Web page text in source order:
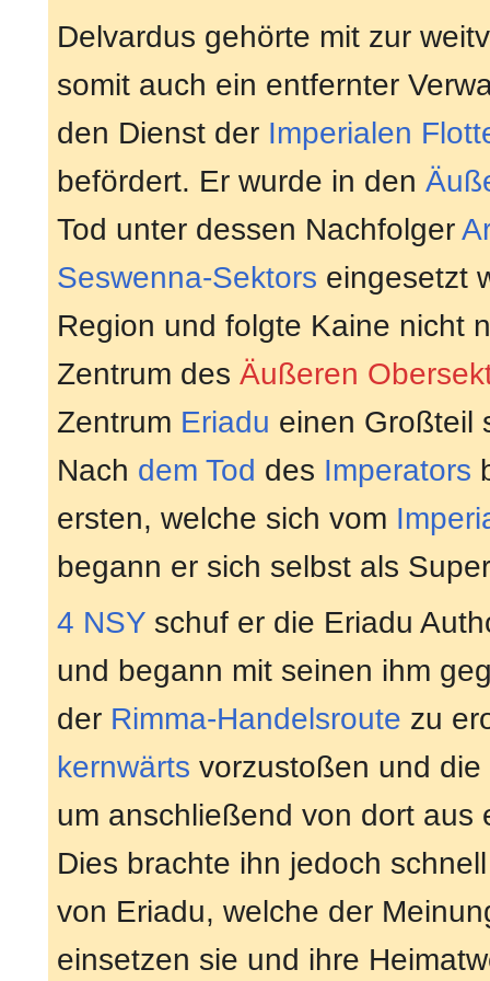
Delvardus gehörte mit zur
somit auch ein entfernter
den Dienst der Imperialen
befördert. Er wurde in den
Tod unter dessen Nachfolger
Seswenna-Sektors eingesetzt
Region und folgte Kaine nicht
Zentrum des Äußeren
Zentrum Eriadu einen Großteil
Nach dem Tod des Imperators
ersten, welche sich vom
begann er sich selbst als
4 NSY schuf er die Eriadu
und begann mit seinen ihm
der Rimma-Handelsroute zu
kernwärts vorzustoßen und
um anschließend von dort
Dies brachte ihn jedoch
von Eriadu, welche der
einsetzen sie und ihre